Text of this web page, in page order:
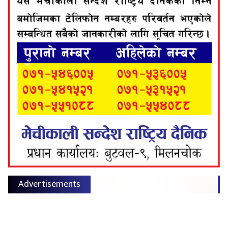
Advertisements